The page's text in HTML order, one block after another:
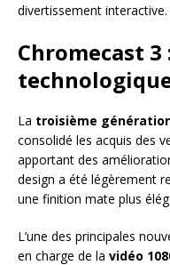
divertissement interactive.
Chromecast
La troisième
consolidé les acquis des
apportant des
design a été légèrement
une finition mate plus
L’une des principales
en charge de la vidéo